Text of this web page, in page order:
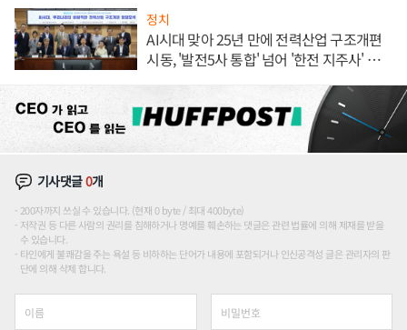
정치
AI시대 맞아 25년 만에 전력산업 구조개편
시동, '발전5사 통합' 넘어 '한전 지주사' 재편
기사댓글0개
200자까지 쓰실 수 있습니다. (현재 0 byte / 최대 400byte)
저작권 등 다른 사람의 권리를 침해하거나 명예를 훼손하는 댓글은 관련 법률에 의해 제재를 받을
수 있습니다.
타인에게 불쾌감을 주는 욕설 등 비하하는 단어가 내용에 포함되거나 인신공격성 글은 관리자의 판
단에 의해 삭제 합니다.